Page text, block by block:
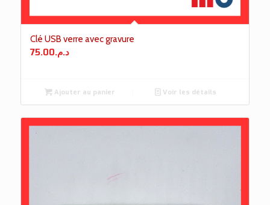
Clé USB verre avec gravure
د.م.75.00
Ajouter au panier Voir les détails